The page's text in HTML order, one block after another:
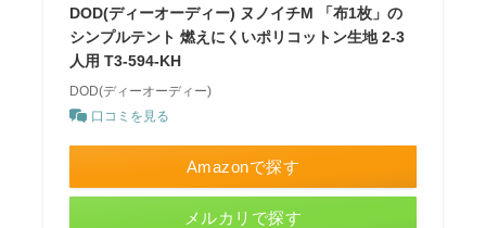
DOD(ディーオーディー) ヌノイチM 「布1枚」の
シンプルテント 燃えにくいポリコットン生地 2-3
人用 T3-594-KH
DOD(ディーオーディー)
口コミを見る
Amazonで探す
メルカリで探す